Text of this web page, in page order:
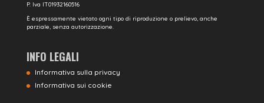
P. Iva IT01932160516
È espressamente vietato ogni tipo di riproduzione o prelievo, anche
parziale, senza autorizzazione.
INFO LEGALI
Informativa sulla privacy
Informativa sui cookie